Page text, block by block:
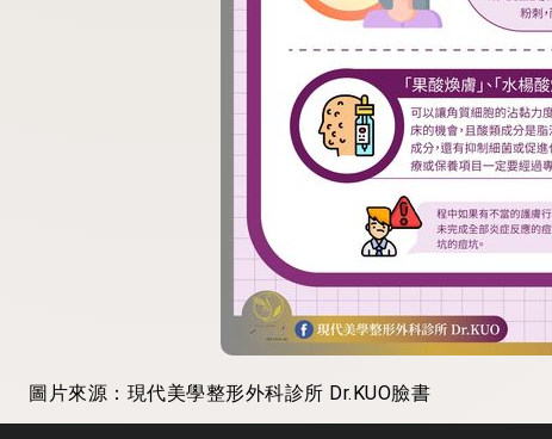
圖片來源：現代美學整形外科診所 Dr.KUO臉書